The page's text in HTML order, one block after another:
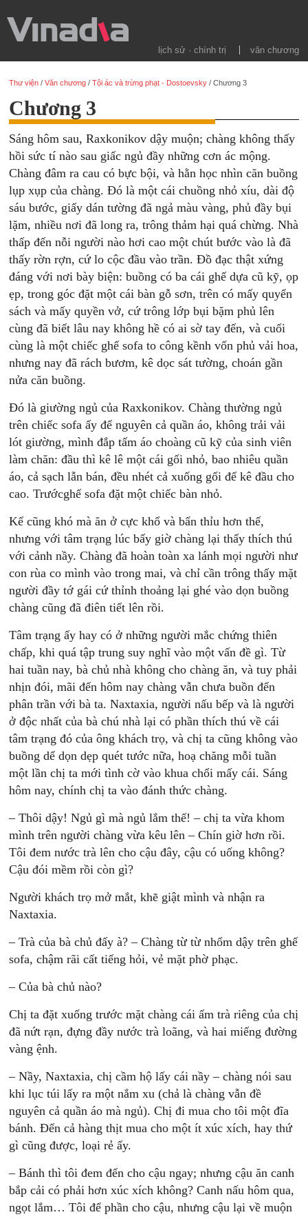
lịch sử · chính trị văn chương
Thư viện /Văn chương /Tội ác và trừng phạt - Dostoevsky /Chương 3
Chương 3
Sáng hôm sau, Raxkonikov dậy muộn; chàng không thấy
hồi sức tí nào sau giấc ngủ đầy những cơn ác mộng.
Chàng đâm ra cau có bực bội, và hằn học nhìn căn buồng
lụp xụp của chàng. Đó là một cái chuồng nhỏ xíu, dài độ
sáu bước, giấy dán tường đã ngả màu vàng, phủ đầy bụi
lặm, nhiều nơi đã long ra, trông thảm hại quá chừng. Nhà
thấp đến nỗi người nào hơi cao một chút bước vào là đã
thấy rờn rợn, cứ lo cộc đầu vào trần. Đồ đạc thật xứng
đáng với nơi bày biện: buồng có ba cái ghế dựa cũ kỹ, ọp
ẹp, trong góc đặt một cái bàn gỗ sơn, trên có mấy quyển
sách và mấy quyền vở, cứ trông lớp bụi bặm phủ lên
cùng đã biết lâu nay không hề có ai sờ tay đến, và cuối
cùng là một chiếc ghế sofa to công kềnh vốn phủ vải hoa,
nhưng nay đã rách bươm, kê dọc sát tường, choán gần
nửa căn buồng.
Đó là giường ngủ của Raxkonikov. Chàng thường ngủ
trên chiếc sofa ấy để nguyên cả quần áo, không trải vải
lót giường, mình đắp tấm áo choàng cũ kỹ của sinh viên
làm chăn: đầu thì kê lê một cái gối nhỏ, bao nhiêu quần
áo, cả sạch lẫn bán, đều nhét cả xuống gối để kê đầu cho
cao. Trướcghế sofa đặt một chiếc bàn nhỏ.
Kể cũng khó mà ăn ở cực khổ và bẩn thỉu hơn thế,
nhưng với tâm trạng lúc bấy giờ chàng lại thấy thích thú
với cảnh nầy. Chàng đã hoàn toàn xa lánh mọi người như
con rùa co mình vào trong mai, và chỉ cần trông thấy mặt
người đầy tớ gái cứ thỉnh thoảng lại ghé vào dọn buồng
chàng cũng đã điên tiết lên rồi.
Tâm trạng ấy hay có ở những người mắc chứng thiên
chấp, khi quá tập trung suy nghĩ vào một vấn đề gì. Từ
hai tuần nay, bà chủ nhà không cho chàng ăn, và tuy phải
nhịn đói, mãi đến hôm nay chàng vẫn chưa buồn đến
phân trần với bà ta. Naxtaxia, người nấu bếp và là người
ở độc nhất của bà chú nhà lại có phần thích thú về cái
tâm trạng đó của ông khách trọ, và chị ta cũng không vào
buồng dể dọn dẹp quét tước nữa, hoạ chăng mỗi tuần
một lần chị ta mới tình cờ vào khua chổi mấy cái. Sáng
hôm nay, chính chị ta vào đánh thức chàng.
– Thôi dậy! Ngủ gì mà ngủ lắm thế! – chị ta vừa khom
mình trên người chàng vừa kêu lên – Chín giờ hơn rồi.
Tôi đem nước trà lên cho cậu đây, cậu có uống không?
Cậu đói mềm rồi còn gì?
Người khách trọ mở mắt, khẽ giật mình và nhận ra
Naxtaxia.
– Trà của bà chủ đấy à? – Chàng từ từ nhổm dậy trên ghế
sofa, chậm rãi cất tiếng hỏi, vẻ mặt phờ phạc.
– Của bà chủ nào?
Chị ta đặt xuống trước mặt chàng cái ấm trà riêng của chị
đã nứt rạn, đựng đầy nước trà loãng, và hai miếng đường
vàng ệnh.
– Nầy, Naxtaxia, chị cầm hộ lấy cái nầy – chàng nói sau
khi lục túi lấy ra một nắm xu (chả là chàng vẫn đề
nguyên cả quần áo mà ngủ). Chị đi mua cho tôi một đĩa
bánh. Đến cả hàng thịt mua cho một ít xúc xích, hay thứ
gì cũng được, loại rẻ ấy.
– Bánh thì tôi đem đến cho cậu ngay; nhưng cậu ăn canh
bắp cải có phải hơn xúc xích không? Canh nấu hôm qua,
ngọt lắm… Tôi để phần cho cậu, nhưng cậu lại về muộn